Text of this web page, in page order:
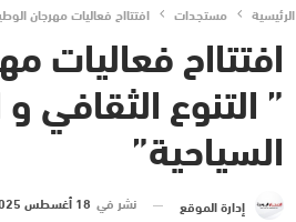
الرئيسية مستجدات افتتااح فعاليات مهرجان
افتتااح فعاليات
” التنوع الثقافي
السياحية”
إدارة الموقع نشر في 18 أغسطس 2025 الساعة 1 و 51 دقيقة